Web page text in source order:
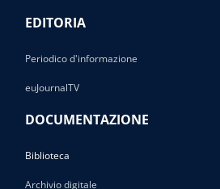
EDITORIA
Periodico d'informazione
euJournalTV
DOCUMENTAZIONE
Biblioteca
Archivio digitale